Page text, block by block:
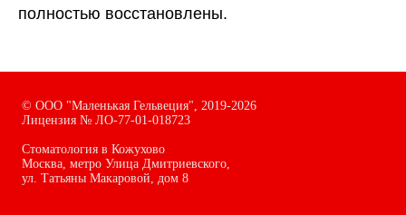
полностью восстановлены.
© ООО "Маленькая Гельвеция", 2019-2026
Лицензия № ЛО-77-01-018723
Стоматология в Кожухово
Москва, метро Улица Дмитриевского,
ул. Татьяны Макаровой, дом 8